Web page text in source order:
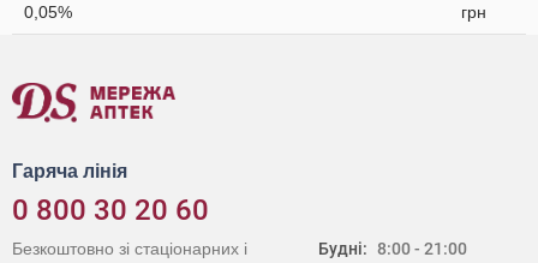
0,05%
грн
Гаряча лінія
0 800 30 20 60
Будні: 8:00 - 21:00
Безкоштовно зі стаціонарних і